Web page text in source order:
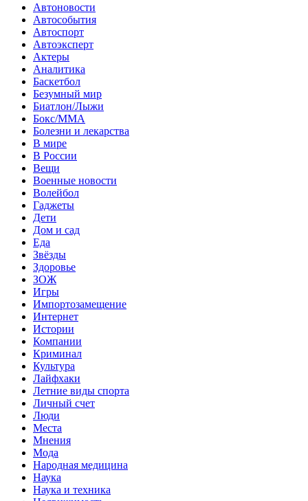
Автоновости
Автособытия
Автоспорт
Автоэксперт
Актеры
Аналитика
Баскетбол
Безумный мир
Биатлон/Лыжи
Бокс/MMA
Болезни и лекарства
В мире
В России
Вещи
Военные новости
Волейбол
Гаджеты
Дети
Дом и сад
Еда
Звёзды
Здоровье
ЗОЖ
Игры
Импортозамещение
Интернет
Истории
Компании
Криминал
Культура
Лайфхаки
Летние виды спорта
Личный счет
Люди
Места
Мнения
Мода
Народная медицина
Наука
Наука и техника